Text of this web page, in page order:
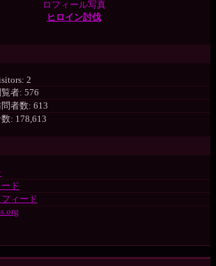
ヒロイン討伐
2
者: 576
者数: 613
: 178,613
ド
ィード